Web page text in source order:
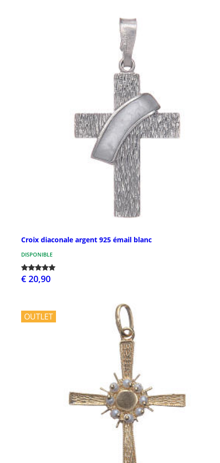
Croix diaconale argent 925 émail blanc
DISPONIBLE
€ 20,90
OUTLET